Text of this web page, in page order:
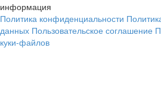
информация
Политика конфиденциальности
данных Пользовательское соглашение
куки-файлов